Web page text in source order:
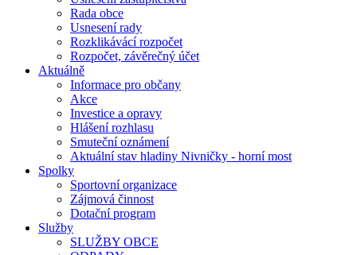
Rada obce
Usnesení rady
Rozklikávácí rozpočet
Rozpočet, závěrečný účet
Aktuálně
Informace pro občany
Akce
Investice a opravy
Hlášení rozhlasu
Smuteční oznámení
Aktuální stav hladiny Nivničky - horní most
Spolky
Sportovní organizace
Zájmová činnost
Dotační program
Služby
SLUŽBY OBCE